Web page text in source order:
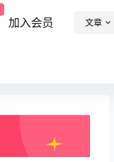
加入会员 文章